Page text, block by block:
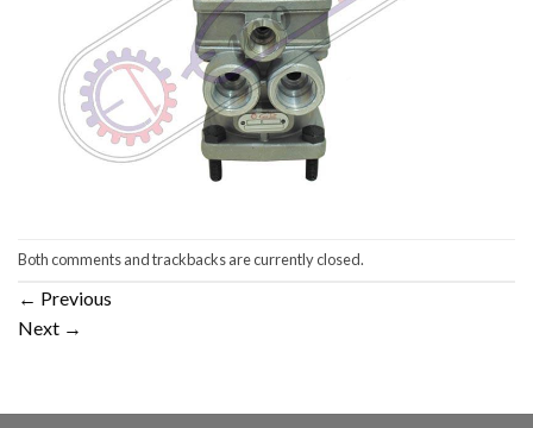
Both comments and trackbacks are currently closed.
← Previous
Next →